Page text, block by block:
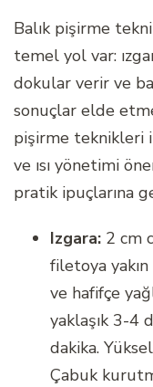
Balık pişirme
temel yol var:
dokular verir ve
sonuçlar elde
pişirme teknikleri
ve ısı yönetimi
pratik ipuçlarına
Izgara: 2 cm
filetoya yakın
ve hafifçe
yaklaşık 3-4
dakika.
Çabuk